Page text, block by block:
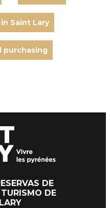
Saint Lary
purchasing
DE
DE